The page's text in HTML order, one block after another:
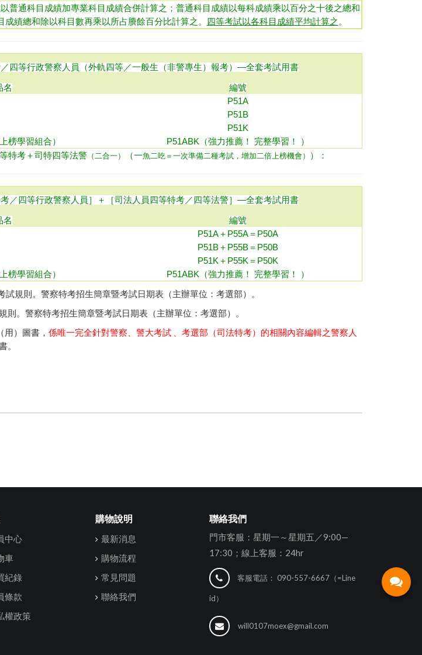
普通科目成績加專業科目成績合併計算之；普通科目成績以每科成績乘以百分之十後之總和
績總和除以科目數再乘以所占賸餘百分比計算之。
四等考試以各科目成績平均計算之 。
四等行政警察人員（外軌四等／一般生（非警專生）報考） —全套考試用書
名
編號
P51A
P51B
P51K
榜學習組合）
P51ABK（強力推薦！ 完整學習！ ）
特考＋司特四等法警 （二合一） （一魚二吃＝一次準備二種考試，增加二倍上榜機會） ）：
考／四等行政警察人員］＋［司法人員四等特考／四等法警］ —全套考試用書
名
編號
P51A＋P55A＝P50A
P51B＋P55B＝P50B
P51K＋P55K＝P50K
榜學習組合） P51ABK（強力推薦！ 完整學習！ ）
試規則 。 警察特考招生簡章暨考試日期表（主辦單位：考選部）
。
則 。 警察特考招生簡章暨考試日期表（主辦單位：考選部）
。
用）圖書， 係唯一完全針對警察、警大考試 、考選部（司法特考）的相關內容編輯之警察人
。
中心
車
紀錄
條款
權政策
購物說明
最新消息
購物流程
常見問題
聯絡我們
聯絡我們
門市客服：星期一～星期五／9:00—
17:30；線上客服：24hr
客服電話： 090-557-6667（=Line
id）
will0107moex@gmail.com